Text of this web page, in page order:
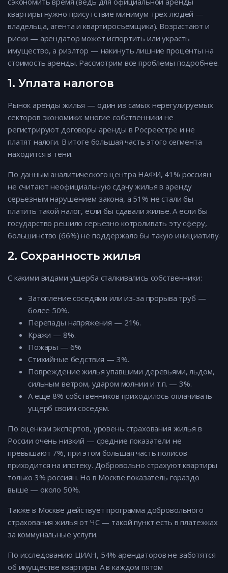
квартиры нужно присутствие минимум трех людей —
владельца, агента и квартиросъемщика). Возрастают и
риски — арендатор может испортить или украсть
имущество, а риэлтор — накинуть лишние проценты на
стоимость аренды. Рассмотрим все проблемы подробнее.
1. Уплата налогов
Рынок аренды жилья — один из самых нерегулируемых
секторов экономики: многие собственники не
регистрируют договоры аренды в Росреестре и не
платят налоги. В итоге большая часть этого сегмента
находится в тени.
По данным аналитического центра НАФИ, 41% россиян
не считают неофициальную сдачу жилья в аренду
серьезным нарушением закона, а 51% не стали бы
платить такой налог, если бы сдавали жилье. А если бы
государство решило серьезно котроливать эту сферу,
большинство (66%) не поддержало бы такую инициативу.
2. Сохранность жилья
С какими видами ущерба сталкивались собственники:
Затопление соседями или из-за прорыва труб —
более 50%.
Перепады напряжения — 21%.
Кражи — 8%.
Пожары — 6%
Стихийные бедствия — 3%.
Повреждение жилья упавшими деревьями, льдом,
сильным ветром, ударом молнии и т.п. — 3%.
А еще 8% собственников приходилось оплачивать
ущерб своим соседям.
По оценкам экспертов, уровень страхования жилья в
России очень низкий — средние показатели не
превышают 7%, при этом большая часть полисов
приходится на ипотеку. Добровольно страхуют квартиры
только 3% россиян. Но в Москве показатель гораздо
выше — около 50%.
Также в Москве действует программа добровольного
страхования жилья от ЧС — такой пункт есть в платежках
за коммунальные услуги.
По исследованию ЦИАН, 54% арендаторов не заботятся
об имуществе квартиры. А в каждом пятом